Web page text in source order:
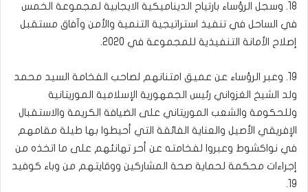
18. وسجل الرؤساء بارتياح الديناميكية الايجابية لمجموعة الخمس
في الساحل في تنفيذ استراتيجية التنمية والأمن وآفاق مستقبل
إصلاح الأمانة التنفيذية للمجموعة في 2020.
19. وعبر الرؤساء عن عميق امتنانهم لصاحب الفخامة السيد محمد
ولد الشيخ الغزواني رئيس الجمهورية الإسلامية الموريتانية
وللحكومة والشعب الموريتاني على الضيافة الكريمة والاستقبال
الإفريقي الأصيل والعناية الفائقة التي أحيطوا بها طيلة مقامهم
في نواكشوط وعبروا لفخامته عن أحر تهانئهم على ما اتخذه من
إجراءات محكمة لحماية صحة المشاركين ووقايتهم من وباء كوفيد
19.